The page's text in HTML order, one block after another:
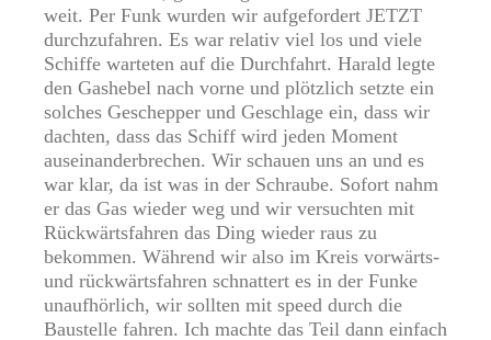
weit. Per Funk wurden wir aufgefordert JETZT
durchzufahren. Es war relativ viel los und viele
Schiffe warteten auf die Durchfahrt. Harald legte
den Gashebel nach vorne und plötzlich setzte ein
solches Geschepper und Geschlage ein, dass wir
dachten, dass das Schiff wird jeden Moment
auseinanderbrechen. Wir schauen uns an und es
war klar, da ist was in der Schraube. Sofort nahm
er das Gas wieder weg und wir versuchten mit
Rückwärtsfahren das Ding wieder raus zu
bekommen. Während wir also im Kreis vorwärts-
und rückwärtsfahren schnattert es in der Funke
unaufhörlich, wir sollten mit speed durch die
Baustelle fahren. Ich machte das Teil dann einfach